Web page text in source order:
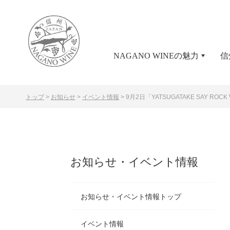
NAGANO WINEの魅力 信
トップ > お知らせ > イベント情報 > 9月2日「YATSUGATAKE SAY
お知らせ・イベント情報
お知らせ・イベント情報トップ
イベント情報